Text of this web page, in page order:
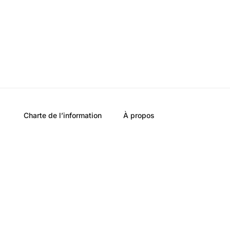
Charte de l’information À propos